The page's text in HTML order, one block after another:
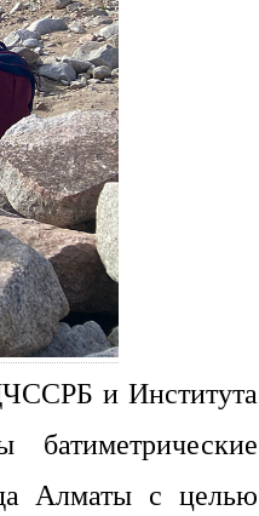
и Института
Алматы с целью